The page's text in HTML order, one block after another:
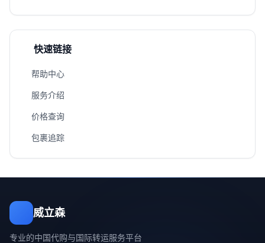
快速链接
帮助中心
服务介绍
价格查询
包裹追踪
威立森
专业的中国代购与国际转运服务平台